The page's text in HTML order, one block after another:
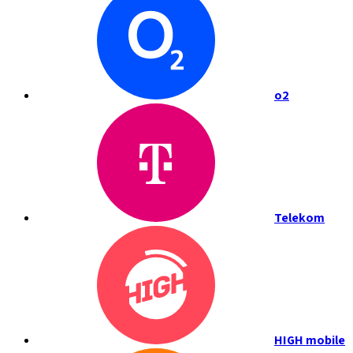
o2
Telekom
HIGH mobile